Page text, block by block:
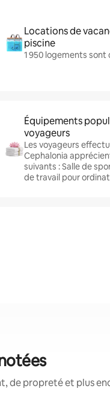
Locations de
piscine
1 950 logements
Équipements
voyageurs
Les voyageurs
Cephalonia
suivants : Salle de
de travail pour
de propreté et plus